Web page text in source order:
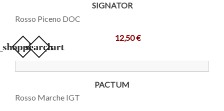
SIGNATOR
Rosso Piceno DOC
search
12,50 €
PACTUM
Rosso Marche IGT